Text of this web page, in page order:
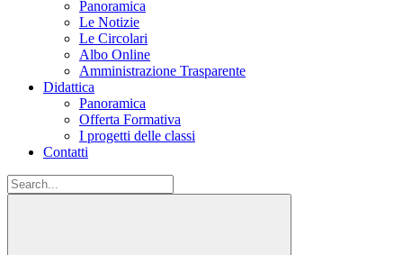
Panoramica
Le Notizie
Le Circolari
Albo Online
Amministrazione Trasparente
Didattica
Panoramica
Offerta Formativa
I progetti delle classi
Contatti